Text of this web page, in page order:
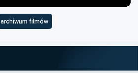
archiwum filmów